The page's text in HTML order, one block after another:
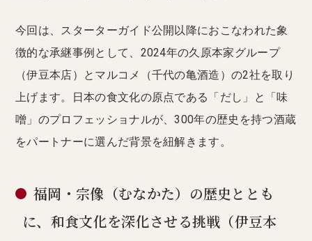
今回は、スターターガイド公開以降におこなわれた象
徴的な承継事例として、2024年の久原本家グループ
（伊豆本店）とマルコメ（千代の亀酒造）の2社を取り
上げます。日本の食文化の原点である「だし」と「味
噌」のプロフェッショナルが、300年の歴史を持つ酒蔵
をパートナーに選んだ背景を紐解きます。
福岡・宗像（むなかた）の歴史ととも
に、和食文化を深化させる挑戦（伊豆本